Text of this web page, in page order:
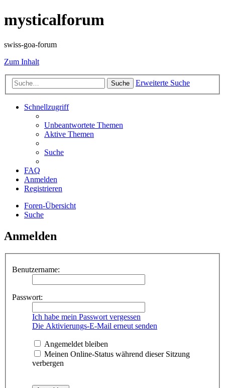
mysticalforum
swiss-goa-forum
Zum Inhalt
Suche Erweiterte Suche
Schnellzugriff
Unbeantwortete Themen
Aktive Themen
Suche
FAQ
Anmelden
Registrieren
Foren-Übersicht
Suche
Anmelden
Benutzername:
Passwort:
Ich habe mein Passwort vergessen
Die Aktivierungs-E-Mail erneut senden
Angemeldet bleiben
Meinen Online-Status während dieser Sitzung
verbergen